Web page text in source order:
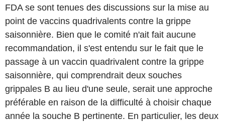
FDA se sont tenues des discussions sur la mise au
point de vaccins quadrivalents contre la grippe
saisonnière. Bien que le comité n'ait fait aucune
recommandation, il s'est entendu sur le fait que le
passage à un vaccin quadrivalent contre la grippe
saisonnière, qui comprendrait deux souches
grippales B au lieu d'une seule, serait une approche
préférable en raison de la difficulté à choisir chaque
année la souche B pertinente. En particulier, les deux